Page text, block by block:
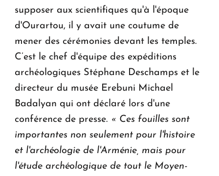
supposer aux scientifiques qu'à l'époque
d'Ourartou, il y avait une coutume de
mener des cérémonies devant les temples.
C’est le chef d'équipe des expéditions
archéologiques Stéphane Deschamps et le
directeur du musée Erebuni Michael
Badalyan qui ont déclaré lors d'une
conférence de presse. « Ces fouilles sont
importantes non seulement pour l'histoire
et l'archéologie de l'Arménie, mais pour
l'étude archéologique de tout le Moyen-